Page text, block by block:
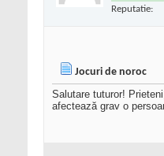
Reputatie:
Jocuri de noroc
Salutare tuturor!
afectează grav o